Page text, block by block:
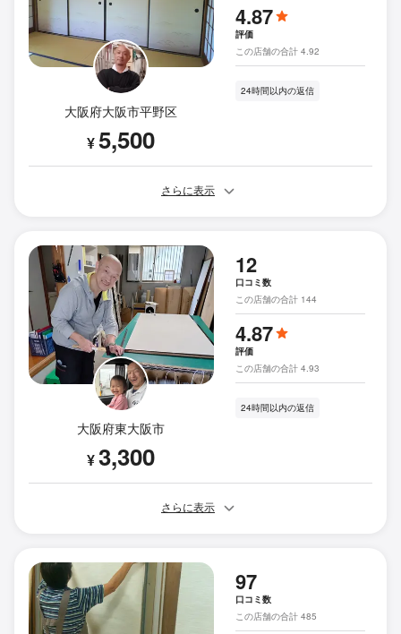
大阪府大阪市平野区
¥5,500
4.87
評価
この店舗の合計 4.92
24時間以内の返信
さらに表示
大阪府東大阪市
¥3,300
12
口コミ数
この店舗の合計 144
4.87
評価
この店舗の合計 4.93
24時間以内の返信
さらに表示
97
口コミ数
この店舗の合計 485